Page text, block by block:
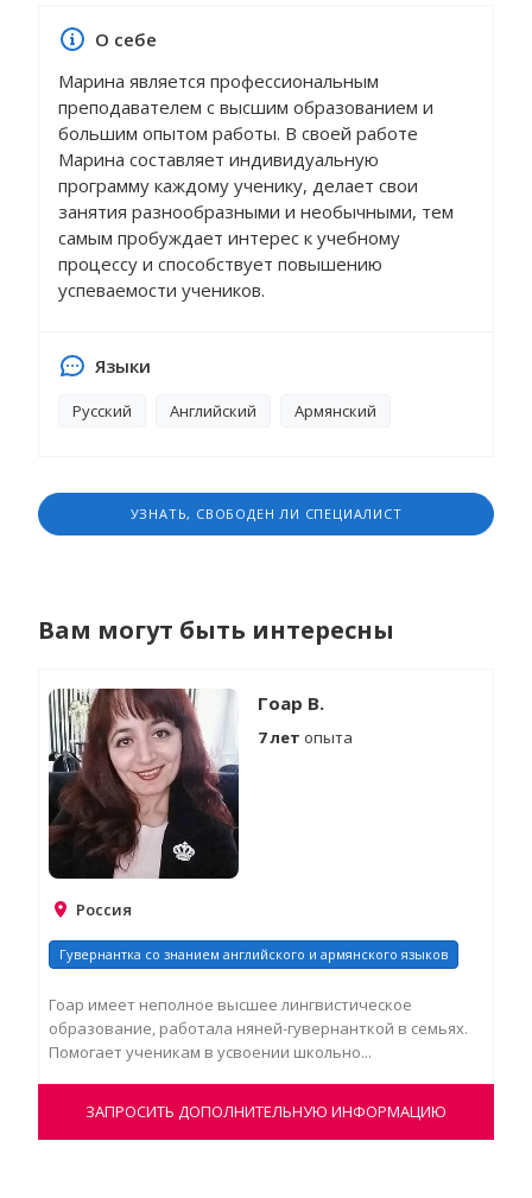
О себе
Марина является профессиональным
преподавателем с высшим образованием и
большим опытом работы. В своей работе
Марина составляет индивидуальную
программу каждому ученику, делает свои
занятия разнообразными и необычными, тем
самым пробуждает интерес к учебному
процессу и способствует повышению
успеваемости учеников.
Языки
Русский Английский Армянский
УЗНАТЬ, СВОБОДЕН ЛИ СПЕЦИАЛИСТ
Вам могут быть интересны
Гоар В.
7 лет опыта
Россия
Гувернантка со знанием английского и армянского языков
Гоар имеет неполное высшее лингвистическое
образование, работала няней-гувернанткой в семьях.
Помогает ученикам в усвоении школьно...
ЗАПРОСИТЬ ДОПОЛНИТЕЛЬНУЮ ИНФОРМАЦИЮ